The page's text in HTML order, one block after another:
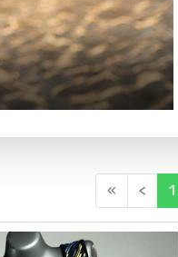
« < 1